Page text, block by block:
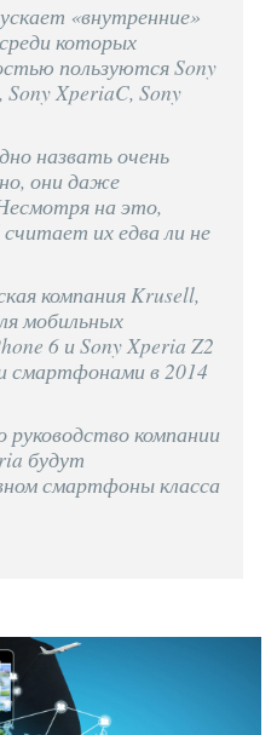
«внутренние»
которых
пользуются Sony
XperiaC, Sony
назвать очень
они даже
на это,
их едва ли не
компания Krusell,
мобильных
6 и Sony Xperia Z2
смартфонами в 2014
руководство компании
будут
смартфоны класса